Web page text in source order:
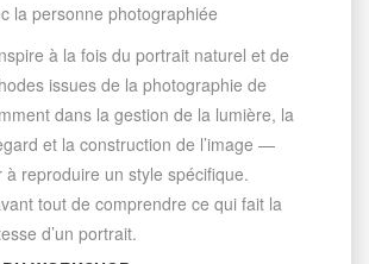
la personne photographiée
à la fois du portrait naturel et de
issues de la photographie de
dans la gestion de la lumière, la
et la construction de l’image —
à reproduire un style spécifique.
tout de comprendre ce qui fait la
d’un portrait.